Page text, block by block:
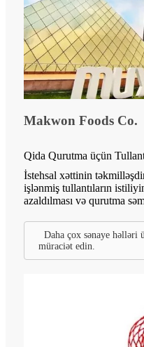
Makwon Foods Co.
Qida Qurutma üçün
İstehsal xəttinin
işlənmiş tullantıların
azaldılması və qurutma
Daha çox sənaye həlləri
müraciət edin.